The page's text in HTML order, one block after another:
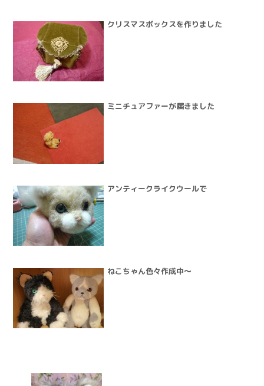
クリスマスボックスを作りました
ミニチュアファーが届きました
アンティークライクウールで
ねこちゃん色々作成中～